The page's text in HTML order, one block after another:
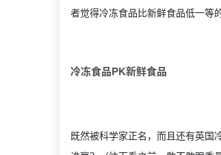
者觉得冷冻食品比新鲜食品低一等
冷冻食品PK新鲜食品
既然被科学家正名，而且还有英国